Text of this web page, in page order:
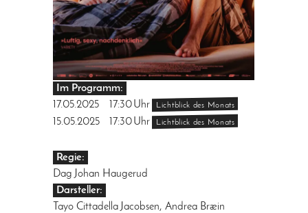
Im Programm:
17.05.2025
17:30Uhr Lichtblick des Monats
15.05.2025 17:30Uhr Lichtblick des Monats
Regie:
Dag Johan Haugerud
Darsteller:
Tayo Cittadella Jacobsen, Andrea Bræin